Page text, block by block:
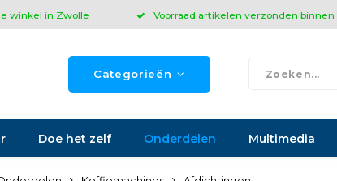
winkel in Zwolle Voorraad artikelen verzonden binnen
Categorieën
Doe het zelf Onderdelen Multimedia